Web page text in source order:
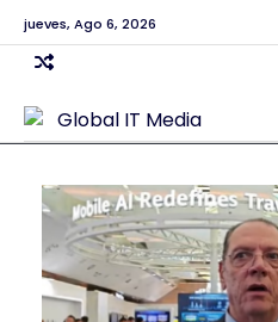
Skip
to
content
jueves, Ago 6, 2026